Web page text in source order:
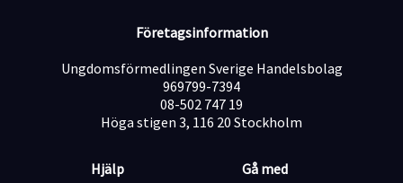
ansökningsdag - vänta därför inte med att söka jobbet.
Varmt välkommen med din ansökan!
Företagsinformation
Ungdomsförmedlingen Sverige Handelsbolag
969799-7394
08-502 747 19
Höga stigen 3, 116 20 Stockholm
Hjälp Gå med